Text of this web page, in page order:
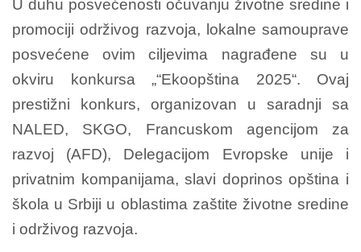
U duhu posvećenosti očuvanju životne sredine i
promociji održivog razvoja, lokalne samouprave
posvećene ovim ciljevima nagrađene su u
okviru konkursa „“Ekoopština 2025“. Ovaj
prestižni konkurs, organizovan u saradnji sa
NALED, SKGO, Francuskom agencijom za
razvoj (AFD), Delegacijom Evropske unije i
privatnim kompanijama, slavi doprinos opština i
škola u Srbiji u oblastima zaštite životne sredine
i održivog razvoja.